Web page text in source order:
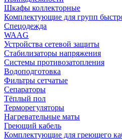
Шкафы коллекторные
Комплектующие для групп
Спецодежда
WAAG
Устройства сетевой защиты
Стабилизаторы напряжения
Системы противозатопления
Водоподготовка
Фильтры сетчатые
Сепараторы
Тёплый пол
Терморегуляторы
Нагревательные маты
Греющий кабель
Комплектующие для греющего